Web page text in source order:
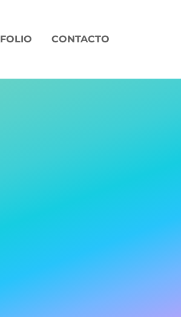
CONTACTO